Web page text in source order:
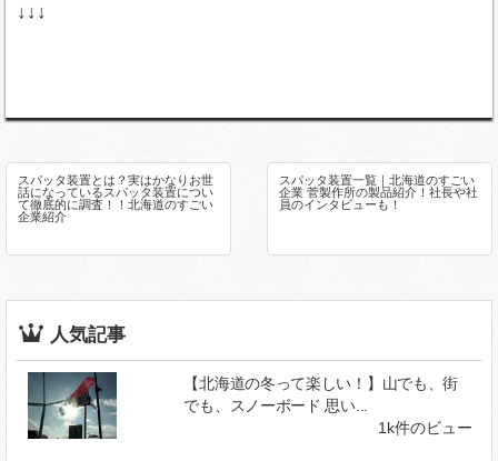
↓↓↓
スパッタ装置とは？実はかなりお世
話になっているスパッタ装置につい
て徹底的に調査！！北海道のすごい
企業紹介
スパッタ装置一覧｜北海道のすごい
企業 菅製作所の製品紹介！社長や社
員のインタビューも！
人気記事
【北海道の冬って楽しい！】山でも、街
でも、スノーボード 思い...
1k件のビュー